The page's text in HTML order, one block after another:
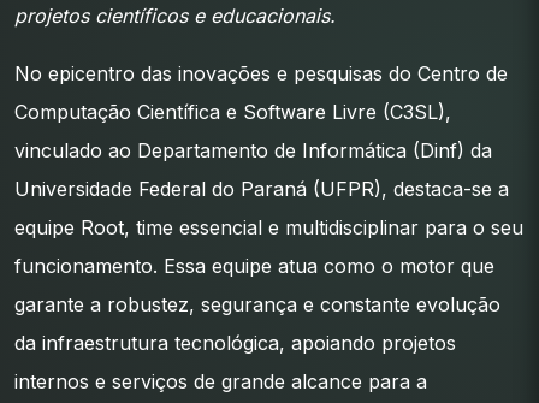
projetos científicos e educacionais.
No epicentro das inovações e pesquisas do Centro de
Computação Científica e Software Livre (C3SL),
vinculado ao Departamento de Informática (Dinf) da
Universidade Federal do Paraná (UFPR), destaca-se a
equipe Root, time essencial e multidisciplinar para o seu
funcionamento. Essa equipe atua como o motor que
garante a robustez, segurança e constante evolução
da infraestrutura tecnológica, apoiando projetos
internos e serviços de grande alcance para a